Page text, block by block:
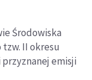
Środowiska
tzw. II okresu
emisji